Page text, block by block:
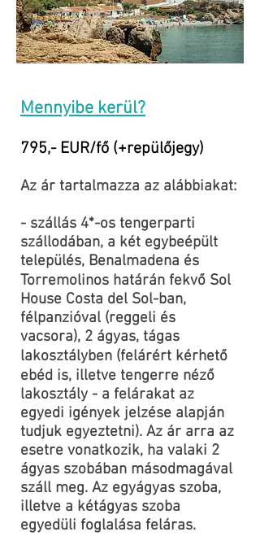
Mennyibe kerül?
795,- EUR/fő (+repülőjegy)
Az ár tartalmazza az alábbiakat:
- szállás 4*-os tengerparti
szállodában, a két egybeépült
település, Benalmadena és
Torremolinos határán fekvő Sol
House Costa del Sol-ban,
félpanzióval (reggeli és
vacsora), 2 ágyas, tágas
lakosztályben (felárért kérhető
ebéd is, illetve tengerre néző
lakosztály - a felárakat az
egyedi igények jelzése alapján
tudjuk egyeztetni). Az ár arra az
esetre vonatkozik, ha valaki 2
ágyas szobában másodmagával
száll meg. Az egyágyas szoba,
illetve a kétágyas szoba
egyedüli foglalása feláras.